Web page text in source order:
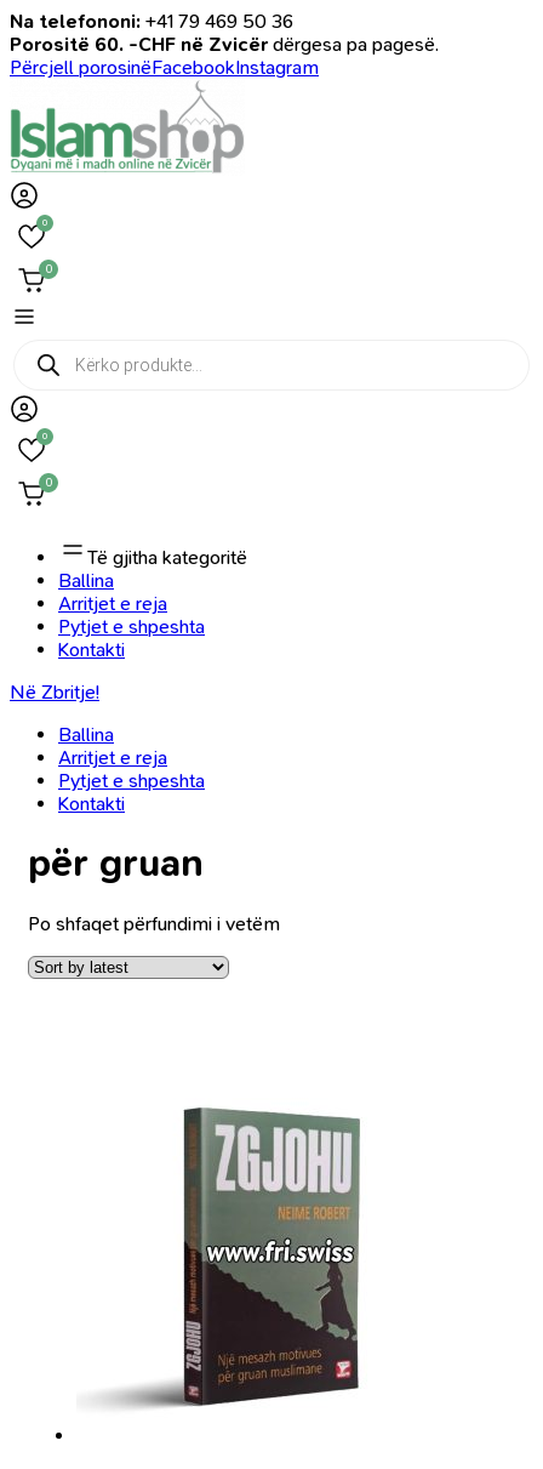
Na telefononi: +41 79 469 50 36
Porositë 60. -CHF në Zvicër dërgesa pa pagesë.
Përcjell porosinëFacebookInstagram
0
0
Products
search
0
0
Të gjitha kategoritë
Ballina
Arritjet e reja
Pytjet e shpeshta
Kontakti
Në Zbritje!
Ballina
Arritjet e reja
Pytjet e shpeshta
Kontakti
për gruan
Po shfaqet përfundimi i vetëm